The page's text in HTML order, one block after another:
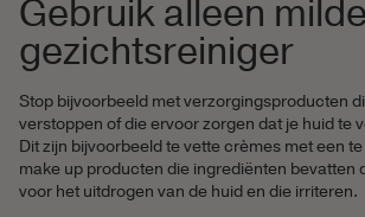
Gebruik alleen milde
gezichtsreiniger
Stop bijvoorbeeld met verzorgingsproducten
verstoppen of die ervoor zorgen dat je huid te
Dit zijn bijvoorbeeld te vette crèmes met een
make up producten die ingrediënten bevatten
voor het uitdrogen van de huid en die irriteren.